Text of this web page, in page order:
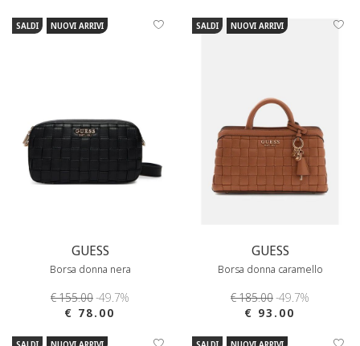
SALDI NUOVI ARRIVI
GUESS
Borsa donna nera
€ 155.00-49.7%
€ 78.00
SALDI NUOVI ARRIVI
GUESS
Borsa donna caramello
€ 185.00-49.7%
€ 93.00